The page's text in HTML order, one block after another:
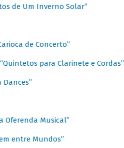
de Um Inverno Solar”
de Concerto”
para Clarinete e Cordas”
Oferenda Musical”
entre Mundos”